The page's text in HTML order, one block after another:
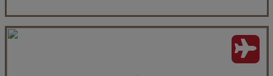
Golden Crown Hotel - 4 éjszakás